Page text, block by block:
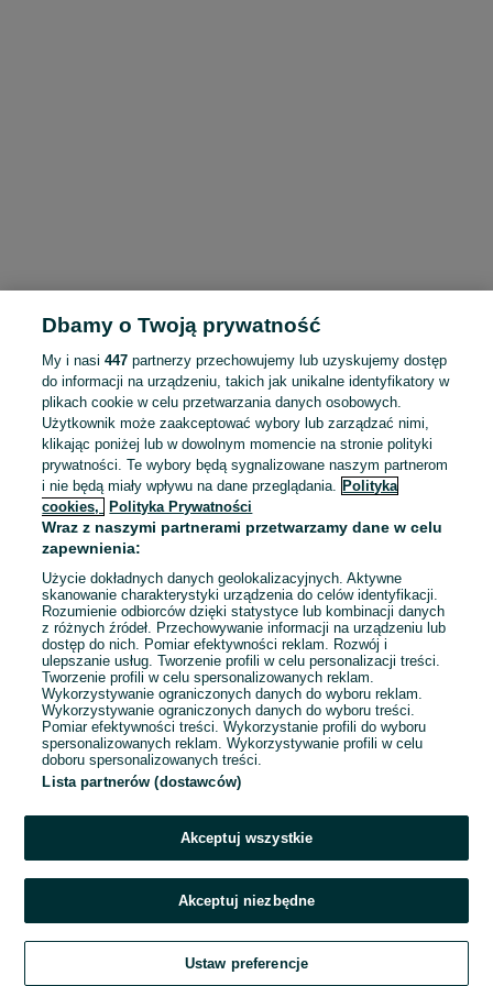
To ogłoszenie nie jest już dostępne
Przejdź na stronę główną
Dbamy o Twoją prywatność
My i nasi447 partnerzy przechowujemy lub uzyskujemy dostęp
do informacji na urządzeniu, takich jak unikalne identyfikatory w
plikach cookie w celu przetwarzania danych osobowych.
Użytkownik może zaakceptować wybory lub zarządzać nimi,
klikając poniżej lub w dowolnym momencie na stronie polityki
prywatności. Te wybory będą sygnalizowane naszym partnerom
i nie będą miały wpływu na dane przeglądania. Polityka
cookies,
Polityka Prywatności
Wraz z naszymi partnerami przetwarzamy dane w celu
zapewnienia:
Użycie dokładnych danych geolokalizacyjnych. Aktywne
skanowanie charakterystyki urządzenia do celów identyfikacji.
Rozumienie odbiorców dzięki statystyce lub kombinacji danych
z różnych źródeł. Przechowywanie informacji na urządzeniu lub
dostęp do nich. Pomiar efektywności reklam. Rozwój i
ulepszanie usług. Tworzenie profili w celu personalizacji treści.
Tworzenie profili w celu spersonalizowanych reklam.
Wykorzystywanie ograniczonych danych do wyboru reklam.
Wykorzystywanie ograniczonych danych do wyboru treści.
Pomiar efektywności treści. Wykorzystanie profili do wyboru
spersonalizowanych reklam. Wykorzystywanie profili w celu
doboru spersonalizowanych treści.
Lista partnerów (dostawców)
Akceptuj wszystkie
Akceptuj niezbędne
Ustaw preferencje